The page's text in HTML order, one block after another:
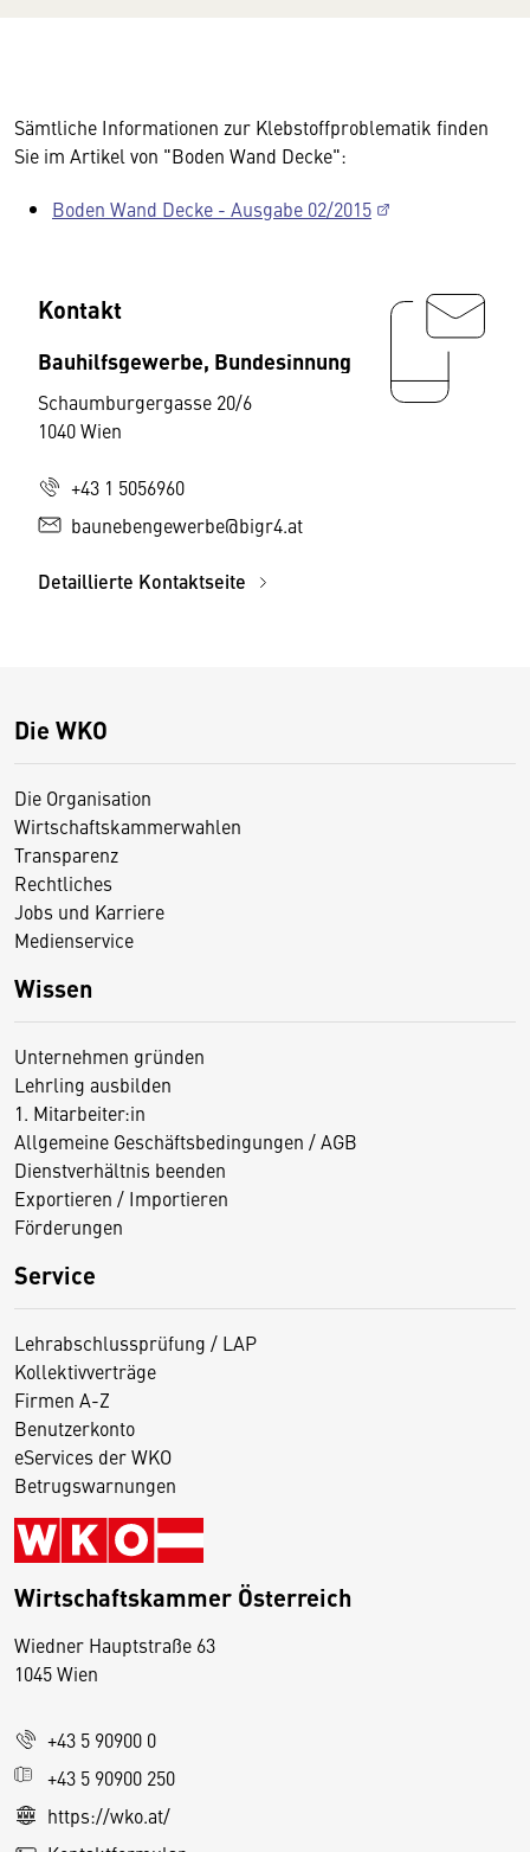
Sämtliche Informationen zur Klebstoffproblematik finden
Sie im Artikel von "Boden Wand Decke":
Boden Wand Decke - Ausgabe 02/2015
Kontakt
Bauhilfsgewerbe, Bundesinnung
Schaumburgergasse 20/6
1040 Wien
+43 1 5056960
baunebengewerbe@bigr4.at
Detaillierte Kontaktseite
Die WKO
Die Organisation
Wirtschaftskammerwahlen
Transparenz
Rechtliches
Jobs und Karriere
Medienservice
Wissen
Unternehmen gründen
Lehrling ausbilden
1. Mitarbeiter:in
Allgemeine Geschäftsbedingungen / AGB
Dienstverhältnis beenden
Exportieren / Importieren
Förderungen
Service
Lehrabschlussprüfung / LAP
Kollektivverträge
Firmen A-Z
Benutzerkonto
eServices der WKO
Betrugswarnungen
Wirtschaftskammer Österreich
Wiedner Hauptstraße 63
1045 Wien
+43 5 90900 0
+43 5 90900 250
https://wko.at/
D
s
e
S
e